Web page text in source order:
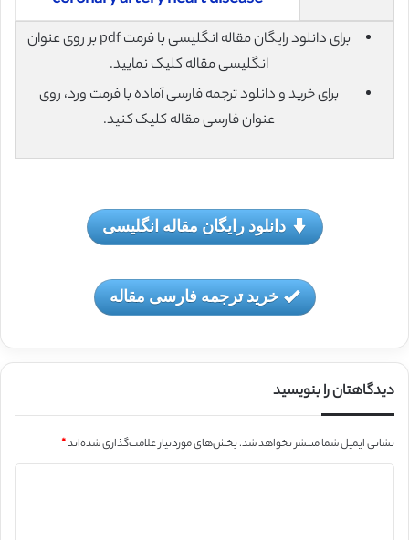
برای دانلود رایگان مقاله انگلیسی با فرمت pdf بر روی عنوان
انگلیسی مقاله کلیک نمایید.
برای خرید و دانلود ترجمه فارسی آماده با فرمت ورد، روی
عنوان فارسی مقاله کلیک کنید.
دانلود رایگان مقاله انگلیسی
خرید ترجمه فارسی مقاله
دیدگاهتان را بنویسید
نشانی ایمیل شما منتشر نخواهد شد.بخش‌های موردنیاز علامت‌گذاری شده‌اند*